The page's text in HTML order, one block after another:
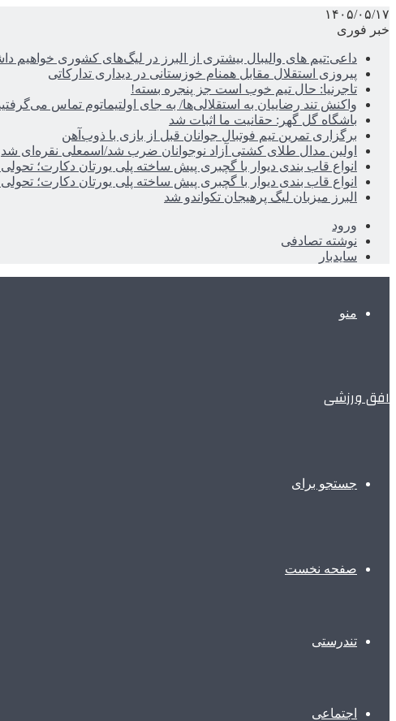
۱۴۰۵/۰۵/۱۷
خبر فوری
داعی:تیم های والیبال بیشتری از البرز در لیگ‌های کشوری خواهیم
پیروزی استقلال مقابل همنام خوزستانی در دیداری تدارکاتی
تاجرنیا: حال تیم خوب است جز پنجره بسته!
واکنش تند رضاییان به استقلالی‌ها/ به جای اولتیماتوم تماس
باشگاه گل گهر: حقانیت ما اثبات شد
برگزاری تمرین تیم فوتبال جوانان قبل از بازی با ذوب‌آهن
اولین مدال طلای کشتی آزاد نوجوانان ضرب شد/اسمعلی نقره‌ای شد
انواع قاب بندی دیوار با گچبری پیش ساخته پلی یورتان دکارت؛
انواع قاب بندی دیوار با گچبری پیش ساخته پلی یورتان دکارت؛
البرز میزبان لیگ پرهیجان تکواندو شد
ورود
نوشته تصادفی
سایدبار
منو
افق ورزشی
جستجو برای
صفحه نخست
تندرستی
اجتماعی